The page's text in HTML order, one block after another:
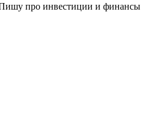
про инвестиции и финансы